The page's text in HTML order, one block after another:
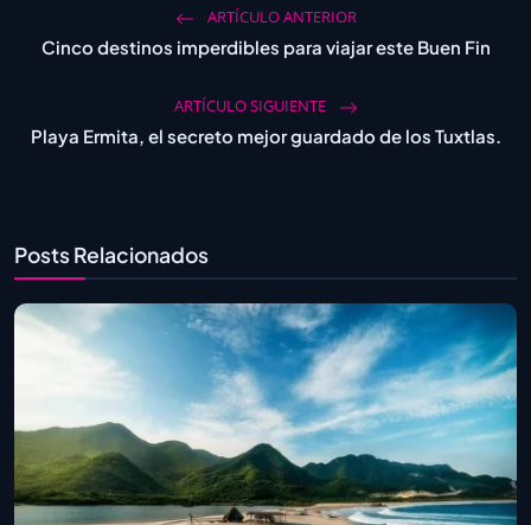
ARTÍCULO ANTERIOR
Cinco destinos imperdibles para viajar este Buen Fin
ARTÍCULO SIGUIENTE
Playa Ermita, el secreto mejor guardado de los Tuxtlas.
Posts Relacionados